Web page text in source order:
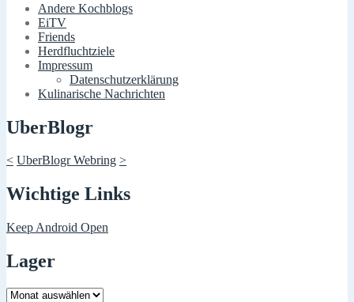
Andere Kochblogs
EiTV
Friends
Herdfluchtziele
Impressum
Datenschutzerklärung
Kulinarische Nachrichten
UberBlogr
< UberBlogr Webring >
Wichtige Links
Keep Android Open
Lager
Lager